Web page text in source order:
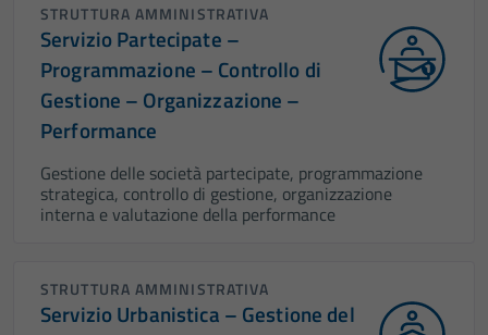
STRUTTURA AMMINISTRATIVA
Servizio Partecipate –
Programmazione – Controllo di
Gestione – Organizzazione –
Performance
Gestione delle società partecipate, programmazione
strategica, controllo di gestione, organizzazione
interna e valutazione della performance
STRUTTURA AMMINISTRATIVA
Servizio Urbanistica – Gestione del